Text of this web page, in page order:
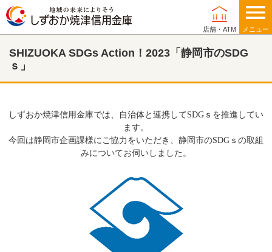
店舗・ATM メニュー
法人・事業主のお客さま
SHIZUOKA SDGs Action！2023「静岡市のSDG
ｓ」
しずおか焼津信用金庫では、自治体と連携してSDG ｓを推進してい
ます。
今回は静岡市企画課様にご協力をいただき、静岡市のSDG ｓの取組
みについてお伺いしました。